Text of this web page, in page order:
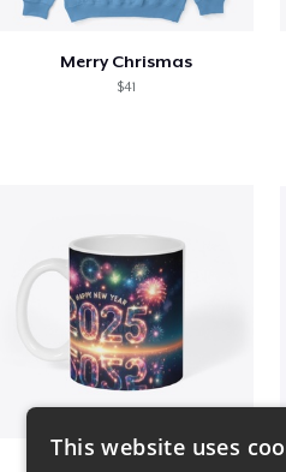
Merry Chrismas
$41
This website uses